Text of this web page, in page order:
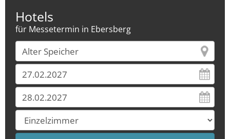
Hotels
für Messetermin in Ebersberg